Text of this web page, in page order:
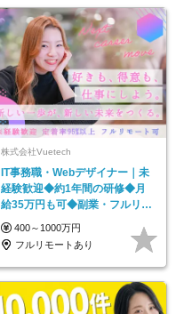
株式会社Vuetech
IT事務職・Webデザイナー｜未
経験歓迎◆約1年間の研修◆月
給35万円も可◆副業・フルリモ
ート可◆年休126日
400～1000万円
フルリモートあり